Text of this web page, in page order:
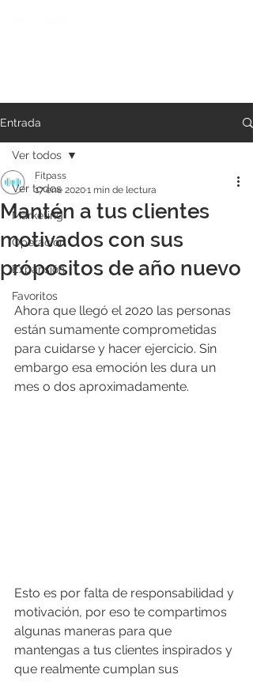
Entrada
Ver todos
Marketing
Operación
Expansión
Favoritos
Ver todos
Mantén a tus clientes
motivados con sus
própositos de año nuevo
Fitpass
17 ene 20201 min de lectura
Ahora que llegó el 2020 las personas
están sumamente comprometidas
para cuidarse y hacer ejercicio. Sin
embargo esa emoción les dura un
mes o dos aproximadamente.
Esto es por falta de responsabilidad y
motivación, por eso te compartimos
algunas maneras para que
mantengas a tus clientes inspirados y
que realmente cumplan sus